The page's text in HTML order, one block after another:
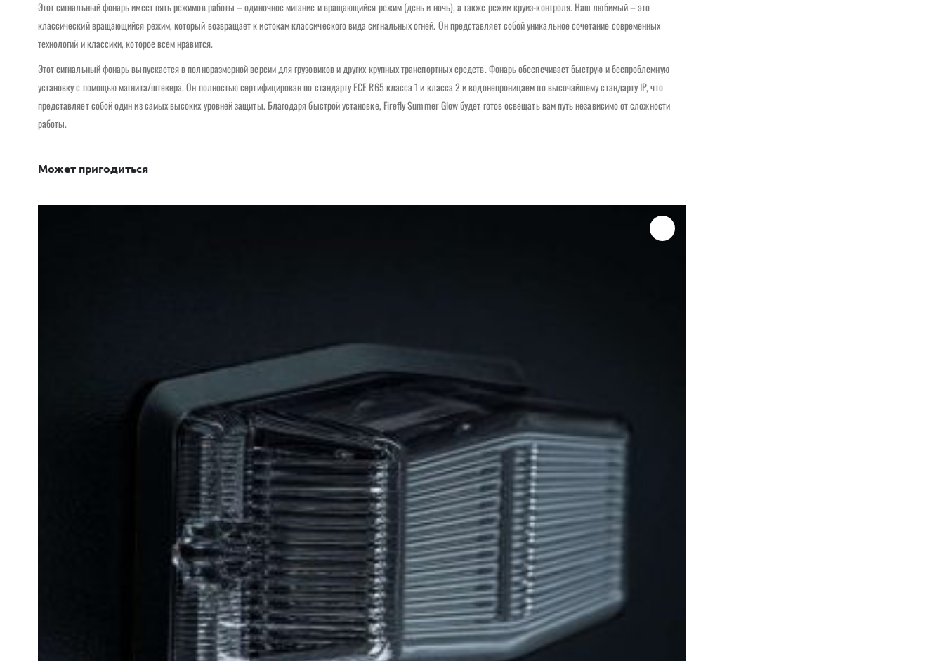
Этот сигнальный фонарь имеет пять режимов работы – одиночное мигание и вращающийся режим (день и ночь), а также режим круиз-контроля. Наш любимый – это
классический вращающийся режим, который возвращает к истокам классического вида сигнальных огней. Он представляет собой уникальное сочетание современных
технологий и классики, которое всем нравится.
Этот сигнальный фонарь выпускается в полноразмерной версии для грузовиков и других крупных транспортных средств. Фонарь обеспечивает быструю и беспроблемную
установку с помощью магнита/штекера. Он полностью сертифицирован по стандарту ECE R65 класса 1 и класса 2 и водонепроницаем по высочайшему стандарту IP, что
представляет собой один из самых высоких уровней защиты. Благодаря быстрой установке, Firefly Summer Glow будет готов освещать вам путь независимо от сложности
работы.
Может пригодиться